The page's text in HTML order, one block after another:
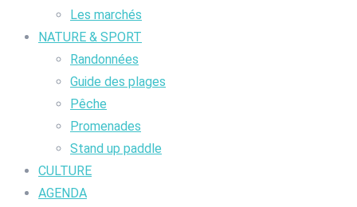
Les marchés
NATURE & SPORT
Randonnées
Guide des plages
Pêche
Promenades
Stand up paddle
CULTURE
AGENDA